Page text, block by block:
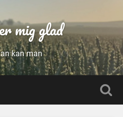
mig glad
kan man